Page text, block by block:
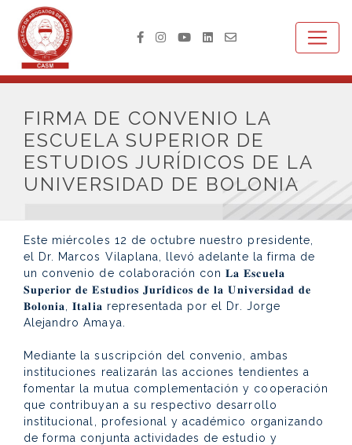
FIRMA DE CONVENIO LA
ESCUELA SUPERIOR DE
ESTUDIOS JURÍDICOS DE LA
UNIVERSIDAD DE BOLONIA
Este miércoles 12 de octubre nuestro presidente,
el Dr. Marcos Vilaplana, llevó adelante la firma de
un convenio de colaboración con 𝐋𝐚 𝐄𝐬𝐜𝐮𝐞𝐥𝐚
𝐒𝐮𝐩𝐞𝐫𝐢𝐨𝐫 𝐝𝐞 𝐄𝐬𝐭𝐮𝐝𝐢𝐨𝐬 𝐉𝐮𝐫𝐢́𝐝𝐢𝐜𝐨𝐬 𝐝𝐞 𝐥𝐚 𝐔𝐧𝐢𝐯𝐞𝐫𝐬𝐢𝐝𝐚𝐝 𝐝𝐞
𝐁𝐨𝐥𝐨𝐧𝐢𝐚, 𝐈𝐭𝐚𝐥𝐢𝐚 representada por el Dr. Jorge
Alejandro Amaya.
Mediante la suscripción del convenio, ambas
instituciones realizarán las acciones tendientes a
fomentar la mutua complementación y cooperación
que contribuyan a su respectivo desarrollo
institucional, profesional y académico organizando
de forma conjunta actividades de estudio y